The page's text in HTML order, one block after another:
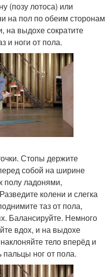
(позу лотоса) или
на пол по обеим сторонам
на выдохе сократите
и ноги от пола.
Стопы держите
собой на ширине
полу ладонями,
колени и слегка
таз от пола,
Балансируйте. Немного
вдох, и на выдохе
тело вперёд и
пальцы ног от пола.